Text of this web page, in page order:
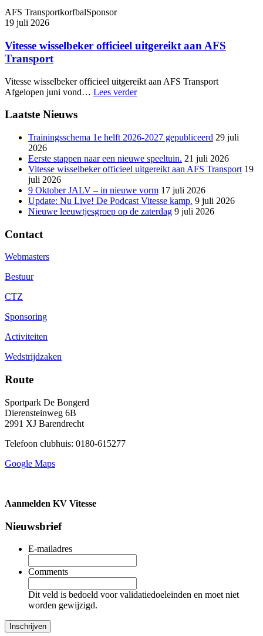
AFS TransportkorfbalSponsor
19 juli 2026
Vitesse wisselbeker officieel uitgereikt aan AFS
Transport
Vitesse wisselbeker officieel uitgereikt aan AFS Transport
Afgelopen juni vond… Lees verder
Laatste Nieuws
Trainingsschema 1e helft 2026-2027 gepubliceerd 29 juli
2026
Eerste stappen naar een nieuwe speeltuin. 21 juli 2026
Vitesse wisselbeker officieel uitgereikt aan AFS Transport 19
juli 2026
9 Oktober JALV – in nieuwe vorm 17 juli 2026
Update: Nu Live! De Podcast Vitesse kamp. 9 juli 2026
Nieuwe leeuwtjesgroep op de zaterdag 9 juli 2026
Contact
Webmasters
Bestuur
CTZ
Sponsoring
Activiteiten
Wedstrijdzaken
Route
Sportpark De Bongerd
Dierensteinweg 6B
2991 XJ Barendrecht
Telefoon clubhuis: 0180-615277
Google Maps
Aanmelden KV Vitesse
Nieuwsbrief
E-mailadres
Comments
Dit veld is bedoeld voor validatiedoeleinden en moet niet
worden gewijzigd.